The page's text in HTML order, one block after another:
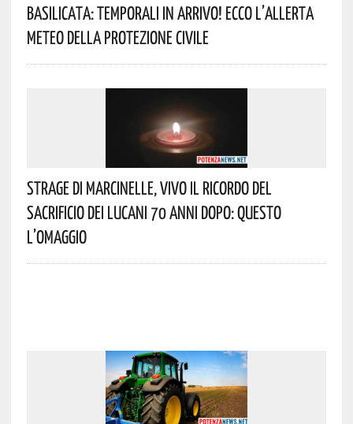
Basilicata: Temporali In Arrivo! Ecco L’allerta
Meteo Della Protezione Civile
Strage Di Marcinelle, Vivo Il Ricordo Del
Sacrificio Dei Lucani 70 Anni Dopo: Questo
L’omaggio